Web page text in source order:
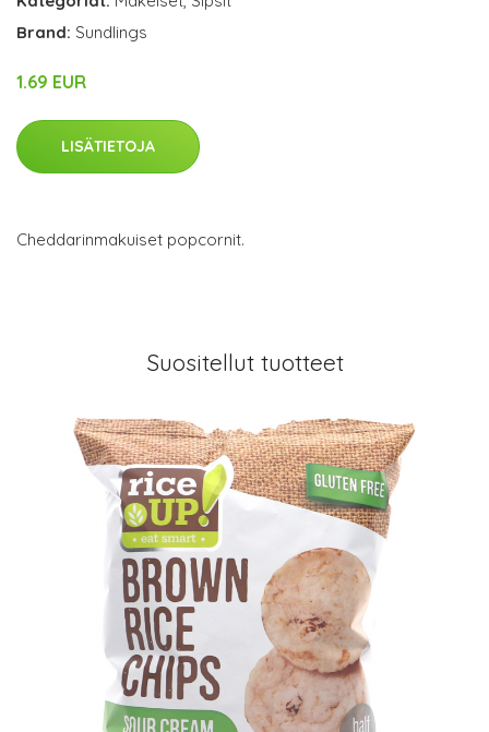
Brand: Sundlings
1.69 EUR
LISÄTIETOJA
Cheddarinmakuiset popcornit.
Suositellut tuotteet